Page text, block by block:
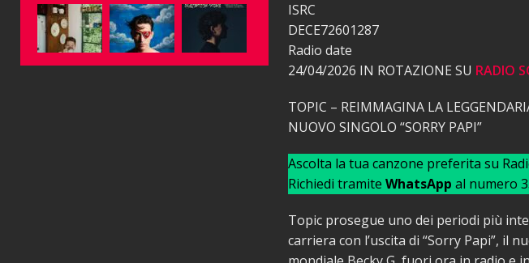
ISRC
DECE72601287
Radio date
24/04/2026 IN ROTAZIONE SU RADIO
TOPIC – REIMMAGINA LA
NUOVO SINGOLO “SORRY PAPI”
Ascolta la tua canzone preferita su
Richiedi tramite WhatsApp al numero
Topic prosegue uno dei periodi più
carriera con l’uscita di “Sorry Papi”, il